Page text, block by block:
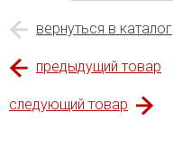
вернуться в каталог
предыдущий товар
следующий товар